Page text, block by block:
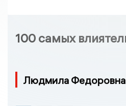
100 самых
Людмила